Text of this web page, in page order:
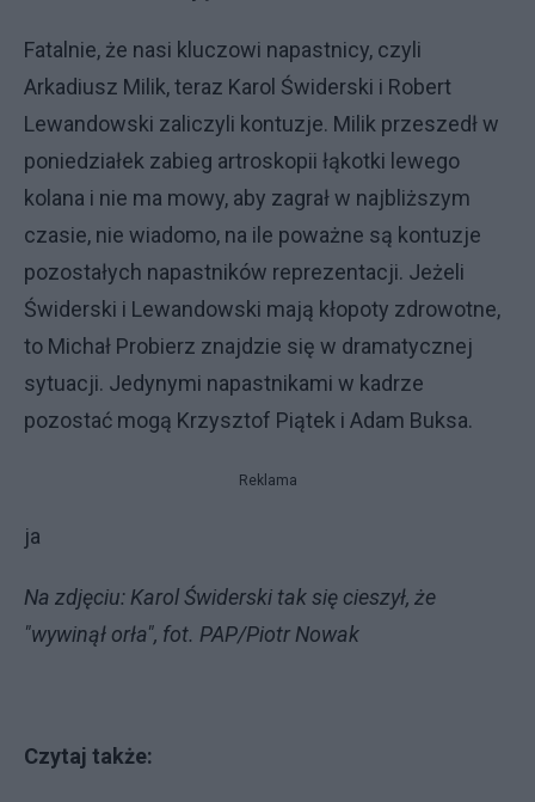
Fatalnie, że nasi kluczowi napastnicy, czyli
Arkadiusz Milik, teraz Karol Świderski i Robert
Lewandowski zaliczyli kontuzje. Milik przeszedł w
poniedziałek zabieg artroskopii łąkotki lewego
kolana i nie ma mowy, aby zagrał w najbliższym
czasie, nie wiadomo, na ile poważne są kontuzje
pozostałych napastników reprezentacji. Jeżeli
Świderski i Lewandowski mają kłopoty zdrowotne,
to Michał Probierz znajdzie się w dramatycznej
sytuacji. Jedynymi napastnikami w kadrze
pozostać mogą Krzysztof Piątek i Adam Buksa.
Reklama
ja
Na zdjęciu: Karol Świderski tak się cieszył, że
"wywinął orła", fot. PAP/Piotr Nowak
Czytaj także: